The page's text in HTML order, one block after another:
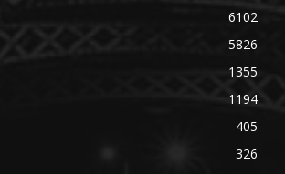
6102
5826
1355
1194
405
326